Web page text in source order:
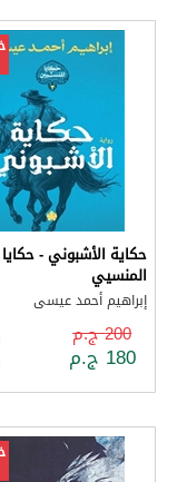
حكاية الأشبوني - حكايا
المنسيي
إبراهيم أحمد عيسى
200 ج.م
180 ج.م